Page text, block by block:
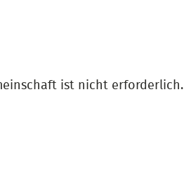
ist nicht erforderlich.